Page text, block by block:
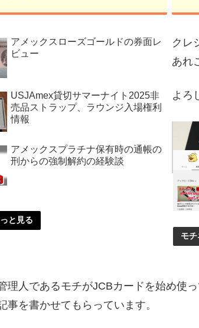
アメックスローズゴールドの券面レ
ビュー
USJAmex貸切サマーナイト2025非
売品ストラップ、ラウンジ入場権利
情報
アメックスプラチナ保有時の通帳の
刑からの強制解約の経験談
と見る
クレ
あれ
よろ
モ
理人であるモチがJCBカードを始め使
事を書かせてもらっています。